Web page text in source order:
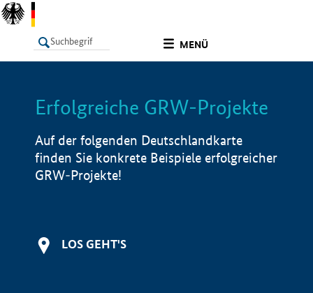
MENÜ
LISTE Info
Erfolgreiche GRW-Projekte
Auf der folgenden Deutschlandkarte
finden Sie konkrete Beispiele erfolgreicher
GRW-Projekte!
LOS GEHT'S